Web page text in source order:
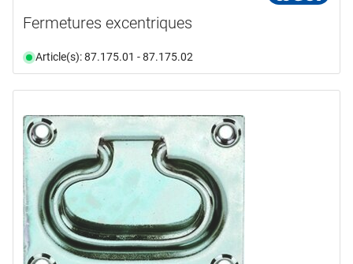
Fermetures excentriques
Article(s): 87.175.01 - 87.175.02